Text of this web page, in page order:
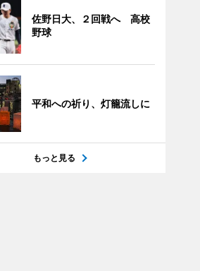
佐野日大、２回戦へ 高校
野球
平和への祈り、灯籠流しに
もっと見る